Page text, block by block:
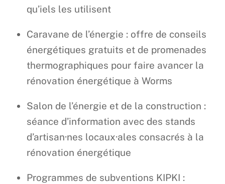
qu’iels les utilisent
Caravane de l’énergie : offre de conseils
énergétiques gratuits et de promenades
thermographiques pour faire avancer la
rénovation énergétique à Worms
Salon de l’énergie et de la construction :
séance d’information avec des stands
d’artisan·nes locaux·ales consacrés à la
rénovation énergétique
Programmes de subventions KIPKI :